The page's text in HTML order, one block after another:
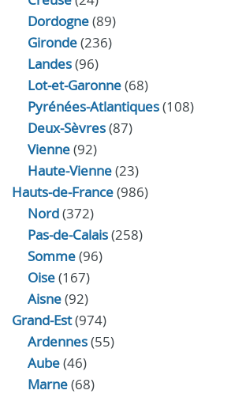
Dordogne(89)
Gironde(236)
Landes(96)
Lot-et-Garonne(68)
Pyrénées-Atlantiques(108)
Deux-Sèvres(87)
Vienne(92)
Haute-Vienne(23)
Hauts-de-France(986)
Nord(372)
Pas-de-Calais(258)
Somme(96)
Oise(167)
Aisne(92)
Grand-Est(974)
Ardennes(55)
Aube(46)
Marne(68)